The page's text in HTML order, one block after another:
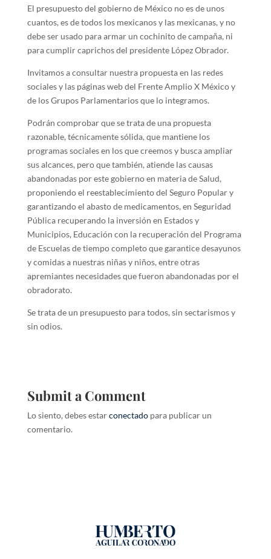
El presupuesto del gobierno de México no es de unos
cuantos, es de todos los mexicanos y las mexicanas, y no
debe ser usado para armar un cochinito de campaña, ni
para cumplir caprichos del presidente López Obrador.
Invitamos a consultar nuestra propuesta en las redes
sociales y las páginas web del Frente Amplio X México y
de los Grupos Parlamentarios que lo integramos.
Podrán comprobar que se trata de una propuesta
razonable, técnicamente sólida, que mantiene los
programas sociales en los que creemos y busca ampliar
sus alcances, pero que también, atiende las causas
abandonadas por este gobierno en materia de Salud,
proponiendo el reestablecimiento del Seguro Popular y
garantizando el abasto de medicamentos, en Seguridad
Pública recuperando la inversión en Estados y
Municipios, Educación con la recuperación del Programa
de Escuelas de tiempo completo que garantice desayunos
y comidas a nuestras niñas y niños, entre otras
apremiantes necesidades que fueron abandonadas por el
obradorato.
Se trata de un presupuesto para todos, sin sectarismos y
sin odios.
Submit a Comment
Lo siento, debes estarconectadopara publicar un
comentario.